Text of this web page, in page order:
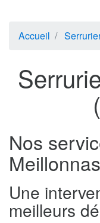
Accueil
Nos
Une
meilleurs